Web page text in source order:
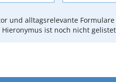
und alltagsrelevante
Hieronymus ist noch nicht